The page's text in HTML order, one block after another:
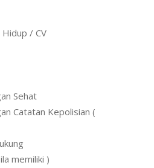
/ CV
Sehat
Catatan Kepolisian (
memiliki )